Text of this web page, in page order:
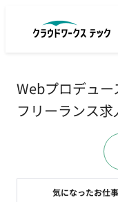
Webプロデュ
フリーランス
気になったお仕事